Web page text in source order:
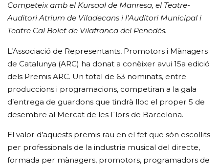
Competeix amb el Kursaal de Manresa, el Teatre-
Auditori Atrium de Viladecans i l’Auditori Municipal i
Teatre Cal Bolet de Vilafranca del Penedès.
L’Associació de Representants, Promotors i Mànagers
de Catalunya (ARC) ha donat a conèixer avui 15a edició
dels Premis ARC. Un total de 63 nominats, entre
produccions i programacions, competiran a la gala
d’entrega de guardons que tindrà lloc el proper 5 de
desembre al Mercat de les Flors de Barcelona.
El valor d’aquests premis rau en el fet que són escollits
per professionals de la industria musical del directe,
formada per mànagers, promotors, programadors de